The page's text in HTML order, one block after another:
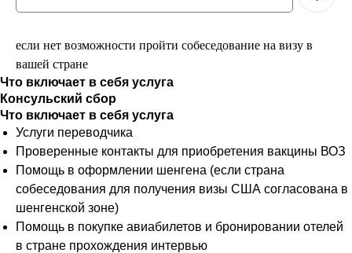
если нет возможности пройти собеседование на визу в
вашей стране
Что включает в себя услуга
Консульский сбор
Что включает в себя услуга
Услуги переводчика
Проверенные контакты для приобретения вакцины ВОЗ
Помощь в оформлении шенгена (если страна
собеседования для получения визы США согласована в
шенгенской зоне)
Помощь в покупке авиабилетов и бронировании отелей
в стране прохождения интервью